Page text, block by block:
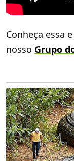
Conheça essa
nosso Grupo